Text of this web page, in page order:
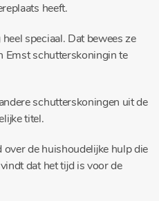
heeft.
speciaal. Dat bewees ze
Emst schutterskoningin te
schutterskoningen uit de
titel.
de huishoudelijke hulp die
dat het tijd is voor de